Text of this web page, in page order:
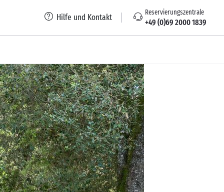
Hilfe und Kontakt Reservierungszentrale
+49 (0)69 2000 1839